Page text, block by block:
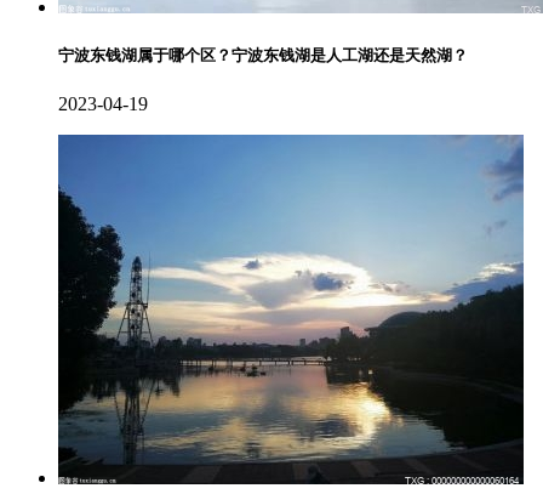
宁波东钱湖属于哪个区？宁波东钱湖是人工湖还是天然湖？
2023-04-19